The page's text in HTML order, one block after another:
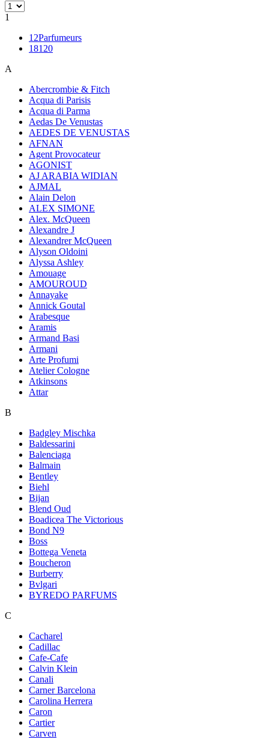
1
12Parfumeurs
18120
A
Abercrombie & Fitch
Acqua di Parisis
Acqua di Parma
Aedas De Venustas
AEDES DE VENUSTAS
AFNAN
Agent Provocateur
AGONIST
AJ ARABIA WIDIAN
AJMAL
Alain Delon
ALEX SIMONE
Alex. McQueen
Alexandre J
Alexandrer McQueen
Alyson Oldoini
Alyssa Ashley
Amouage
AMOUROUD
Annayake
Annick Goutal
Arabesque
Aramis
Armand Basi
Armani
Arte Profumi
Atelier Cologne
Atkinsons
Attar
B
Badgley Mischka
Baldessarini
Balenciaga
Balmain
Bentley
Biehl
Bijan
Blend Oud
Boadicea The Victorious
Bond N9
Boss
Bottega Veneta
Boucheron
Burberry
Bvlgari
BYREDO PARFUMS
C
Cacharel
Cadillac
Cafe-Cafe
Calvin Klein
Canali
Carner Barcelona
Carolina Herrera
Caron
Cartier
Carven